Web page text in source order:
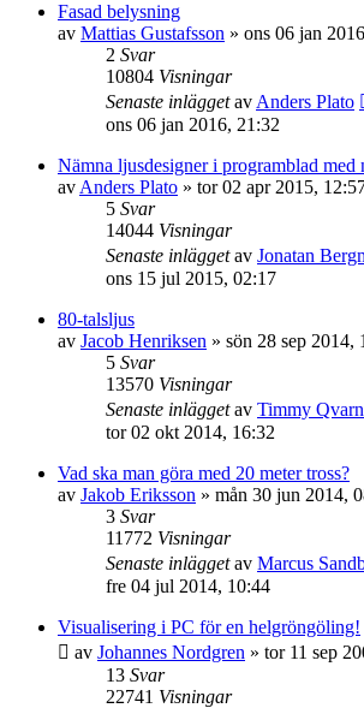
Fasad belysning
av Mattias Gustafsson » ons 06 jan
2 Svar
10804 Visningar
Senaste inläggetav Anders Plato
ons 06 jan 2016, 21:32
Nämna ljusdesigner i programblad med
av Anders Plato » tor 02 apr 2015,
5 Svar
14044 Visningar
Senaste inläggetav Jonatan
ons 15 jul 2015, 02:17
80-talsljus
av Jacob Henriksen » sön 28 sep 2014,
5 Svar
13570 Visningar
Senaste inläggetav Timmy
tor 02 okt 2014, 16:32
Vad ska man göra med 20 meter tross?
av Jakob Eriksson » mån 30 jun 2014,
3 Svar
11772 Visningar
Senaste inläggetav Marcus
fre 04 jul 2014, 10:44
Visualisering i PC för en helgröngöling!
av Johannes Nordgren » tor 11 sep
13 Svar
22741 Visningar